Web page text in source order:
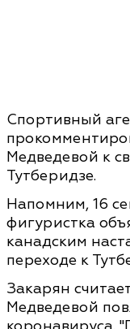
Спортивный
Медведевой к
Тутберидзе.
Напомним, 16
фигуристка
канадским
переходе к
Закарян
Медведевой